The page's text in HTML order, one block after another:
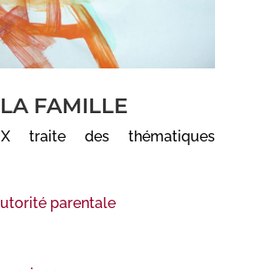
FAMILLE
traite des thématiques
parentale